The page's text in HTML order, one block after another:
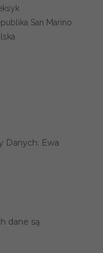
San Marino
Danych: Ewa
dane są